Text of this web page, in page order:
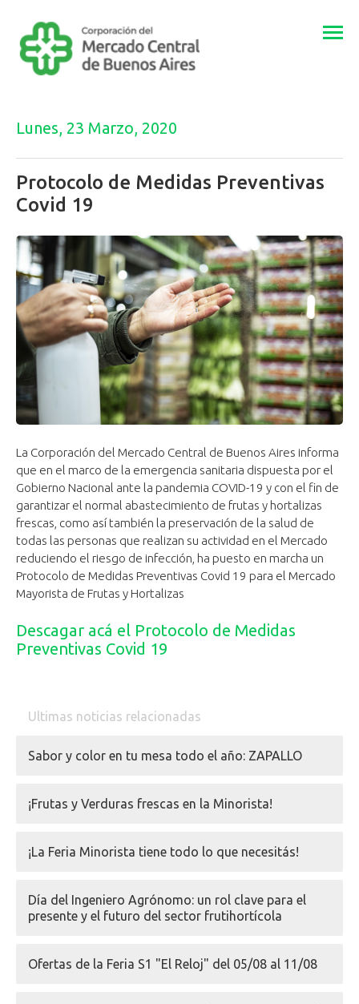
Lunes, 23 Marzo, 2020
Protocolo de Medidas Preventivas
Covid 19
La Corporación del Mercado Central de Buenos Aires informa
que en el marco de la emergencia sanitaria dispuesta por el
Gobierno Nacional ante la pandemia COVID-19 y con el fin de
garantizar el normal abastecimiento de frutas y hortalizas
frescas, como así también la preservación de la salud de
todas las personas que realizan su actividad en el Mercado
reduciendo el riesgo de infección, ha puesto en marcha un
Protocolo de Medidas Preventivas Covid 19 para el Mercado
Mayorista de Frutas y Hortalizas
Descagar acá el Protocolo de Medidas
Preventivas Covid 19
Ultimas noticias relacionadas
Sabor y color en tu mesa todo el año: ZAPALLO
¡Frutas y Verduras frescas en la Minorista!
¡La Feria Minorista tiene todo lo que necesitás!
Día del Ingeniero Agrónomo: un rol clave para el
presente y el futuro del sector frutihortícola
Ofertas de la Feria S1 "El Reloj" del 05/08 al 11/08